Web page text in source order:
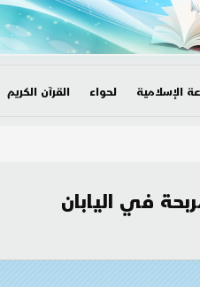
الإسلامية لحواء القرآن الكريم
في اليابان